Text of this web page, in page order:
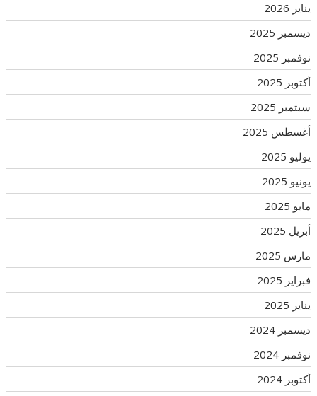
يناير 2026
ديسمبر 2025
نوفمبر 2025
أكتوبر 2025
سبتمبر 2025
أغسطس 2025
يوليو 2025
يونيو 2025
مايو 2025
أبريل 2025
مارس 2025
فبراير 2025
يناير 2025
ديسمبر 2024
نوفمبر 2024
أكتوبر 2024